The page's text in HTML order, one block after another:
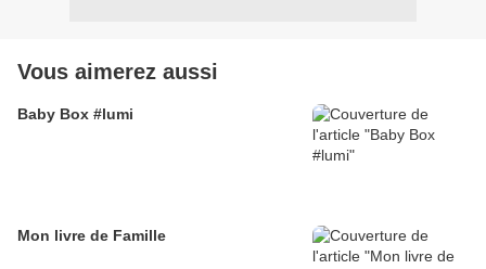
Vous aimerez aussi
Baby Box #lumi
Mon livre de Famille